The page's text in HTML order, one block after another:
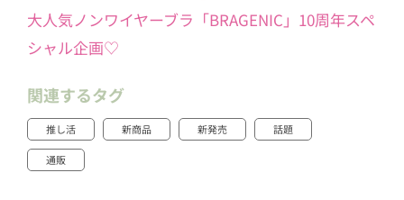
大人気ノンワイヤーブラ「BRAGENIC」10周年スペ
シャル企画♡
関連するタグ
推し活 新商品 新発売 話題
通販